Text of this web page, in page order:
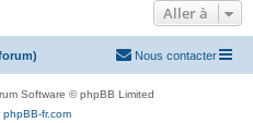
e
Aller à
Nous contacter
Software © phpBB Limited
phpBB-fr.com